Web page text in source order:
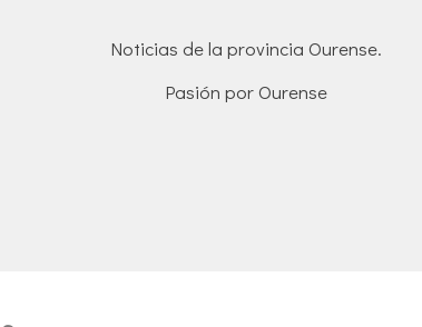
Noticias de la provincia Ourense.
Pasión por Ourense